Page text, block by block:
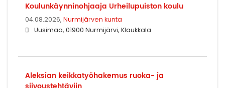
Koulunkäynninohjaaja Urheilupuiston koulu
04.08.2026, Nurmijärven kunta
Uusimaa, 01900 Nurmijärvi, Klaukkala
Aleksian keikkatyöhakemus ruoka- ja